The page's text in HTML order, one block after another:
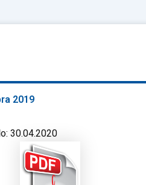
2019
30.04.2020